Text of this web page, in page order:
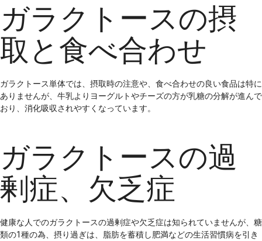
ガラクトースの摂
取と食べ合わせ
ガラクトース単体では、摂取時の注意や、食べ合わせの良い食品は特に
ありませんが、牛乳よりヨーグルトやチーズの方が乳糖の分解が進んで
おり、消化吸収されやすくなっています。
ガラクトースの過
剰症、欠乏症
健康な人でのガラクトースの過剰症や欠乏症は知られていませんが、糖
類の1種の為、摂り過ぎは、脂肪を蓄積し肥満などの生活習慣病を引き